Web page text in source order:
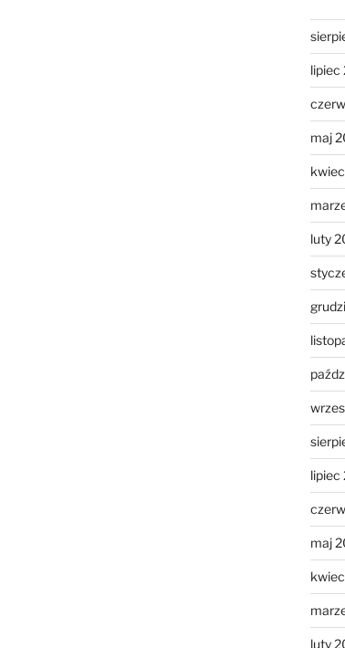
lipiec
maj
luty
lipiec
maj
luty